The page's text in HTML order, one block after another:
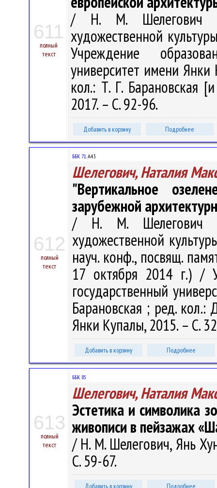
611
полный
текст
/ Н. М. Шелегович //
художественной
Учреждение
университет имени Янки
кол.: Т. Г. Барановская
2017. – С. 92-96.
Добавить в корзину Подробнее
612
полный
текст
ББК 71.А43
Шелегович, Наталия
"Вертикальное
зарубежной
/ Н. М. Шелегович //
художественной
науч. конф., посвящ.
17 октября 2014 г.) /
государственный
Барановская ; ред.
Янки Купалы, 2015. – С.
Добавить в корзину Подробнее
613
полный
текст
ББК 85
Шелегович, Наталия
Эстетика и символика
живописи в пейзажах
/ Н. М. Шелегович, Янь
С. 59-67.
Добавить в корзину Подробнее